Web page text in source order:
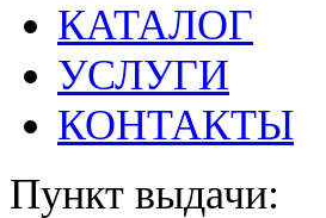
КАТАЛОГ
УСЛУГИ
КОНТАКТЫ
Пункт выдачи: